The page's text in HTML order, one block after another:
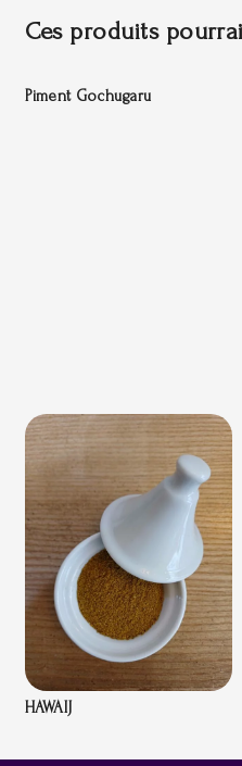
Ces produits
Piment Gochugaru
HAWAIJ